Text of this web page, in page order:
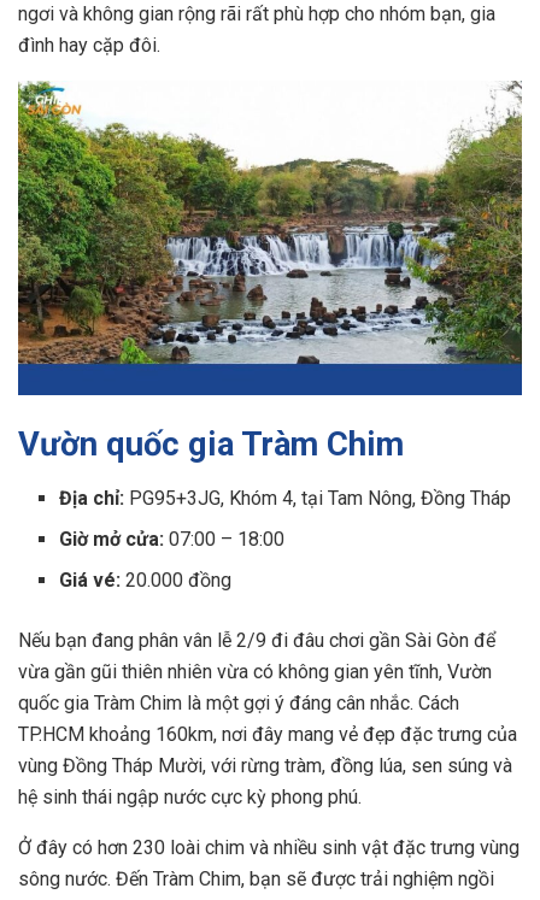
ngơi và không gian rộng rãi rất phù hợp cho nhóm bạn, gia
đình hay cặp đôi.
Vườn quốc gia Tràm Chim
Địa chỉ: PG95+3JG, Khóm 4, tại Tam Nông, Đồng Tháp
Giờ mở cửa: 07:00 – 18:00
Giá vé: 20.000 đồng
Nếu bạn đang phân vân lễ 2/9 đi đâu chơi gần Sài Gòn để
vừa gần gũi thiên nhiên vừa có không gian yên tĩnh, Vườn
quốc gia Tràm Chim là một gợi ý đáng cân nhắc. Cách
TP.HCM khoảng 160km, nơi đây mang vẻ đẹp đặc trưng của
vùng Đồng Tháp Mười, với rừng tràm, đồng lúa, sen súng và
hệ sinh thái ngập nước cực kỳ phong phú.
Ở đây có hơn 230 loài chim và nhiều sinh vật đặc trưng vùng
sông nước. Đến Tràm Chim, bạn sẽ được trải nghiệm ngồi